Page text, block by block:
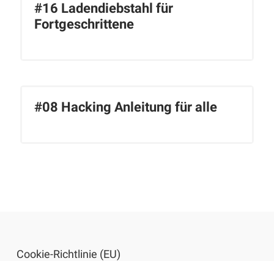
#16 Ladendiebstahl für
Fortgeschrittene
#08 Hacking Anleitung für alle
Cookie-Richtlinie (EU)